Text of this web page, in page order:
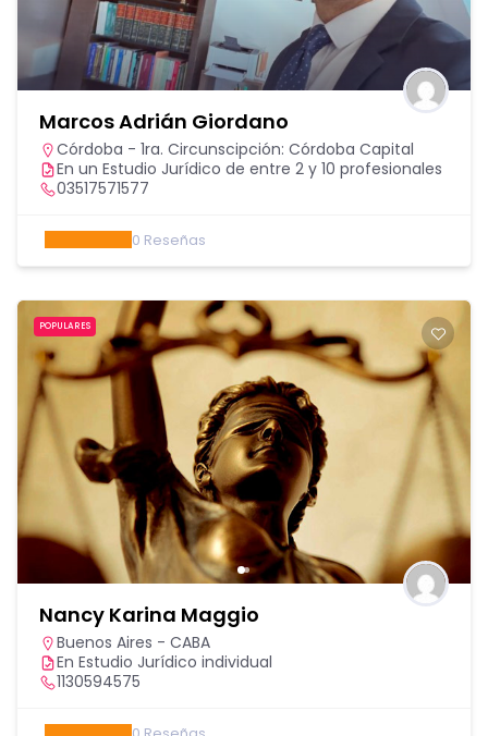
Marcos Adrián Giordano
Córdoba - 1ra. Circunscipción: Córdoba Capital
En un Estudio Jurídico de entre 2 y 10 profesionales
03517571577
0 Reseñas
POPULARES
Nancy Karina Maggio
Buenos Aires - CABA
En Estudio Jurídico individual
1130594575